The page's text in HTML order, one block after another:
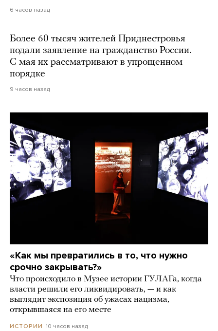
6 часов назад
Более 60 тысяч жителей Приднестровья
подали заявление на гражданство России.
С мая их рассматривают в упрощенном
порядке
9 часов назад
«Как мы превратились в то, что нужно
срочно закрывать?»
Что происходило в Музее истории ГУЛАГа, когда
власти решили его ликвидировать, — и как
выглядит экспозиция об ужасах нацизма,
открывшаяся на его месте
ИСТОРИИ 10 часов назад